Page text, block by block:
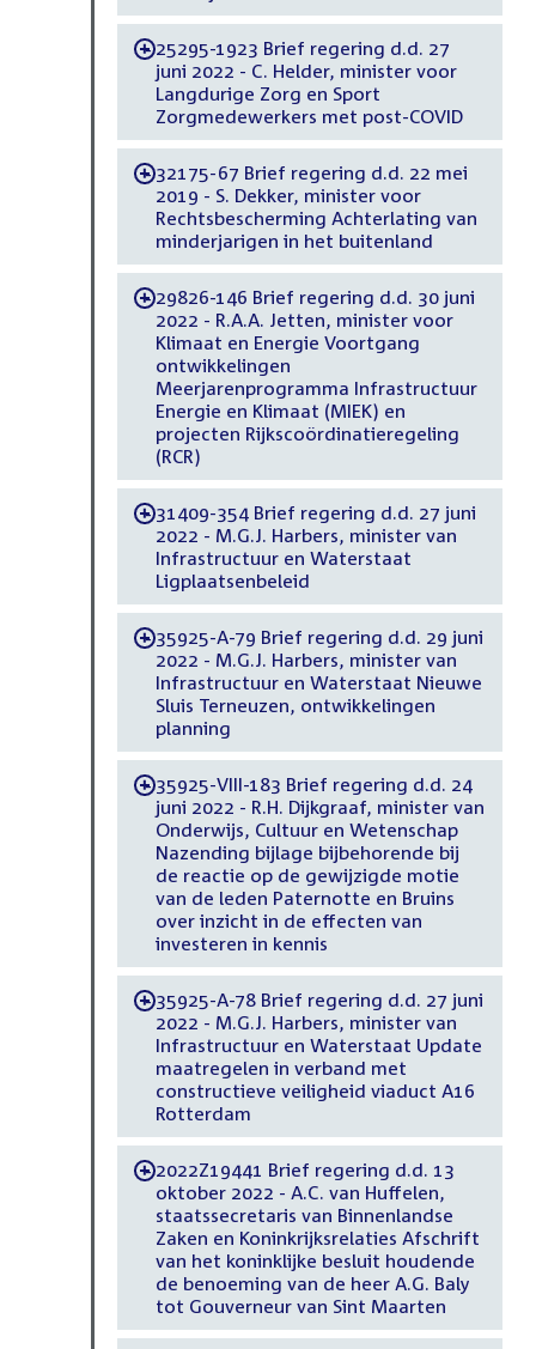
-25295-1923 Brief regering d.d. 27
juni 2022 - C. Helder, minister voor
Langdurige Zorg en Sport
Zorgmedewerkers met post-COVID
-32175-67 Brief regering d.d. 22 mei
2019 - S. Dekker, minister voor
Rechtsbescherming Achterlating van
minderjarigen in het buitenland
-29826-146 Brief regering d.d. 30 juni
2022 - R.A.A. Jetten, minister voor
Klimaat en Energie Voortgang
ontwikkelingen
Meerjarenprogramma Infrastructuur
Energie en Klimaat (MIEK) en
projecten Rijkscoördinatieregeling
(RCR)
-31409-354 Brief regering d.d. 27 juni
2022 - M.G.J. Harbers, minister van
Infrastructuur en Waterstaat
Ligplaatsenbeleid
-35925-A-79 Brief regering d.d. 29 juni
2022 - M.G.J. Harbers, minister van
Infrastructuur en Waterstaat Nieuwe
Sluis Terneuzen, ontwikkelingen
planning
-35925-VIII-183 Brief regering d.d. 24
juni 2022 - R.H. Dijkgraaf, minister van
Onderwijs, Cultuur en Wetenschap
Nazending bijlage bijbehorende bij
de reactie op de gewijzigde motie
van de leden Paternotte en Bruins
over inzicht in de effecten van
investeren in kennis
-35925-A-78 Brief regering d.d. 27 juni
2022 - M.G.J. Harbers, minister van
Infrastructuur en Waterstaat Update
maatregelen in verband met
constructieve veiligheid viaduct A16
Rotterdam
-2022Z19441 Brief regering d.d. 13
oktober 2022 - A.C. van Huffelen,
staatssecretaris van Binnenlandse
Zaken en Koninkrijksrelaties Afschrift
van het koninklijke besluit houdende
de benoeming van de heer A.G. Baly
tot Gouverneur van Sint Maarten